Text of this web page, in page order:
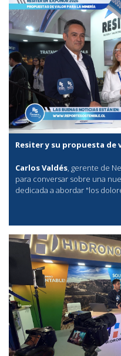
Resiter y su propuesta
Carlos Valdés, gerente de
para conversar sobre una
dedicada a abordar "los